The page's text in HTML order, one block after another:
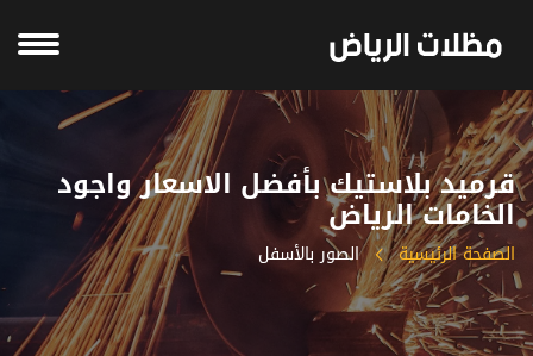
قرميد بلاستيك بأفضل الاسعار واجود
الخامات الرياض
الصفحة الرئيسية الصور بالأسفل